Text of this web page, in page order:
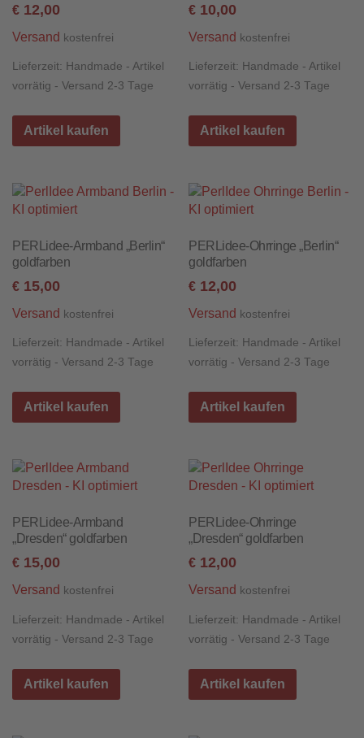
€ 12,00
Versand kostenfrei
Lieferzeit: Handmade - Artikel
vorrätig - Versand 2-3 Tage
Artikel kaufen
€ 10,00
Versand kostenfrei
Lieferzeit: Handmade - Artikel
vorrätig - Versand 2-3 Tage
Artikel kaufen
PERLidee-Armband „Berlin“
goldfarben
€ 15,00
Versand kostenfrei
Lieferzeit: Handmade - Artikel
vorrätig - Versand 2-3 Tage
Artikel kaufen
PERLidee-Ohrringe „Berlin“
goldfarben
€ 12,00
Versand kostenfrei
Lieferzeit: Handmade - Artikel
vorrätig - Versand 2-3 Tage
Artikel kaufen
PERLidee-Armband
„Dresden“ goldfarben
€ 15,00
Versand kostenfrei
Lieferzeit: Handmade - Artikel
vorrätig - Versand 2-3 Tage
Artikel kaufen
PERLidee-Ohrringe
„Dresden“ goldfarben
€ 12,00
Versand kostenfrei
Lieferzeit: Handmade - Artikel
vorrätig - Versand 2-3 Tage
Artikel kaufen